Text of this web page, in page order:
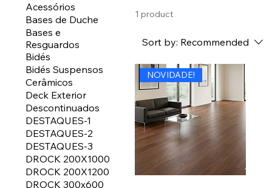
Acessórios
Bases de Duche
Bases e
Resguardos
Bidés
Bidés Suspensos
Cerâmicos
Deck Exterior
Descontinuados
DESTAQUES-1
DESTAQUES-2
DESTAQUES-3
DROCK 200X1000
DROCK 200X1200
DROCK 300x600
1 product
Sort by: Recommended
NOVIDADE!